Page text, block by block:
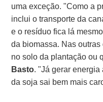
uma exceção. "Como a
inclui o transporte da
e o resíduo fica lá
da biomassa. Nas
no solo da plantação ou
Basto. "Já gerar energia
da soja sai bem mais